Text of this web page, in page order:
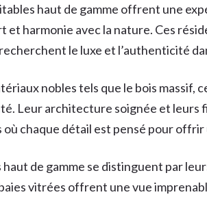
haut de gamme offrent une
et harmonie avec la nature. Ces
le luxe et l’authenticité
nobles tels que le bois massif,
Leur architecture soignée et leurs
où chaque détail est pensé pour
de gamme se distinguent par
vitrées offrent une vue